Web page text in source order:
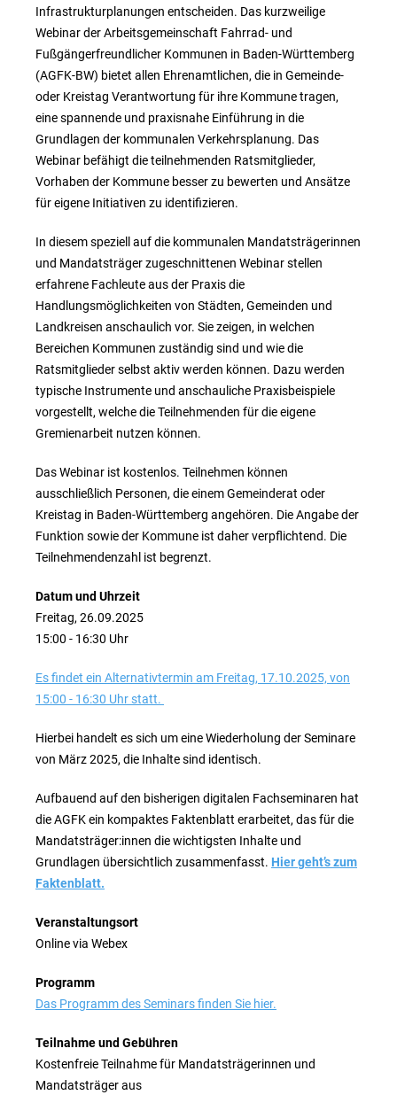
Infrastrukturplanungen entscheiden. Das kurzweilige
Webinar der Arbeitsgemeinschaft Fahrrad- und
Fußgängerfreundlicher Kommunen in Baden-Württemberg
(AGFK-BW) bietet allen Ehrenamtlichen, die in Gemeinde-
oder Kreistag Verantwortung für ihre Kommune tragen,
eine spannende und praxisnahe Einführung in die
Grundlagen der kommunalen Verkehrsplanung. Das
Webinar befähigt die teilnehmenden Ratsmitglieder,
Vorhaben der Kommune besser zu bewerten und Ansätze
für eigene Initiativen zu identifizieren.
In diesem speziell auf die kommunalen Mandatsträgerinnen
und Mandatsträger zugeschnittenen Webinar stellen
erfahrene Fachleute aus der Praxis die
Handlungsmöglichkeiten von Städten, Gemeinden und
Landkreisen anschaulich vor. Sie zeigen, in welchen
Bereichen Kommunen zuständig sind und wie die
Ratsmitglieder selbst aktiv werden können. Dazu werden
typische Instrumente und anschauliche Praxisbeispiele
vorgestellt, welche die Teilnehmenden für die eigene
Gremienarbeit nutzen können.
Das Webinar ist kostenlos. Teilnehmen können
ausschließlich Personen, die einem Gemeinderat oder
Kreistag in Baden-Württemberg angehören. Die Angabe der
Funktion sowie der Kommune ist daher verpflichtend. Die
Teilnehmendenzahl ist begrenzt.
Datum und Uhrzeit
Freitag, 26.09.2025
15:00 - 16:30 Uhr
Es findet ein Alternativtermin am Freitag, 17.10.2025, von
15:00 - 16:30 Uhr statt.
Hierbei handelt es sich um eine Wiederholung der Seminare
von März 2025, die Inhalte sind identisch.
Aufbauend auf den bisherigen digitalen Fachseminaren hat
die AGFK ein kompaktes Faktenblatt erarbeitet, das für die
Mandatsträger:innen die wichtigsten Inhalte und
Grundlagen übersichtlich zusammenfasst. Hier geht’s zum
Faktenblatt.
Veranstaltungsort
Online via Webex
Programm
Das Programm des Seminars finden Sie hier.
Teilnahme und Gebühren
Kostenfreie Teilnahme für Mandatsträgerinnen und
Mandatsträger aus